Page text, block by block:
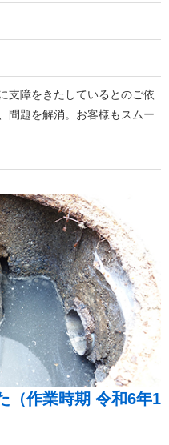
支障をきたしているとのご依
問題を解消。お客様もスムー
（作業時期 令和6年1